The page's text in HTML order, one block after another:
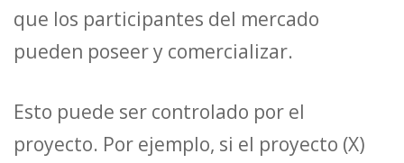
que los participantes del mercado
pueden poseer y comercializar.
Esto puede ser controlado por el
proyecto. Por ejemplo, si el proyecto (X)